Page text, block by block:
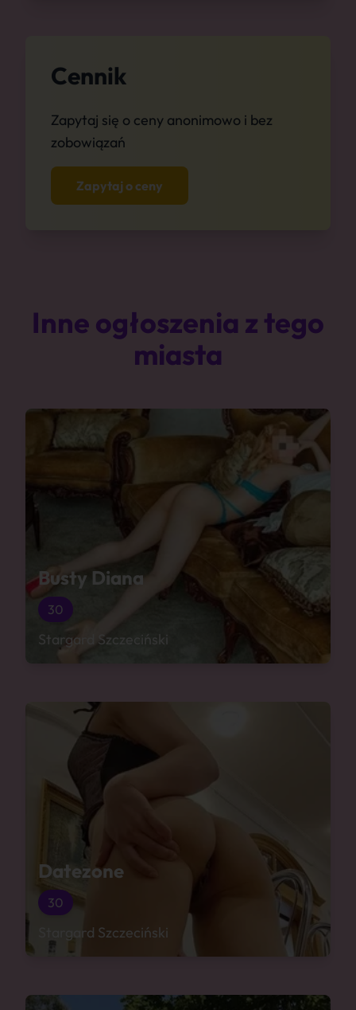
Cennik
Zapytaj się o ceny anonimowo i bez
zobowiązań
Zapytaj o ceny
Inne ogłoszenia z tego
miasta
Busty Diana
30
Stargard Szczeciński
Datezone
30
Stargard Szczeciński